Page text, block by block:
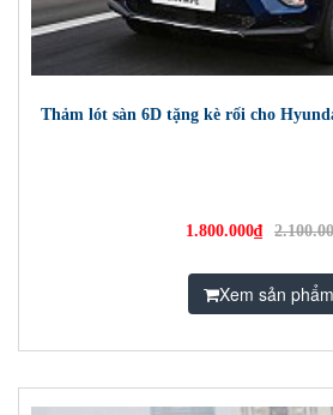
Thảm lót sàn 6D tặng kè rối cho
1.800.000₫
Xem sản phẩm